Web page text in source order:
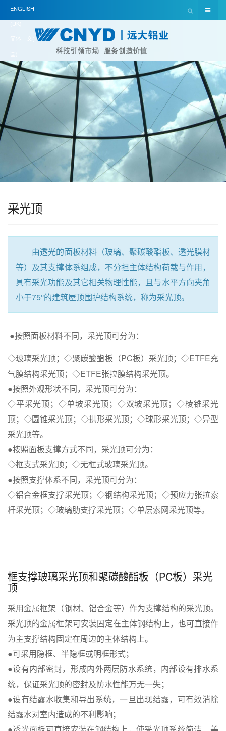
ENGLISH
(UK)
简体中文(中
国)
采光顶
由透光的面板材料（玻璃、聚碳酸酯板、透光膜材
等）及其支撑体系组成，不分担主体结构荷载与作用，
具有采光功能及其它相关物理性能，且与水平方向夹角
小于75°的建筑屋顶围护结构系统，称为采光顶。
●按照面板材料不同，采光顶可分为：
◇玻璃采光顶；◇聚碳酸酯板（PC板）采光顶；◇ETFE充
气膜结构采光顶；◇ETFE张拉膜结构采光顶。
●按照外观形状不同，采光顶可分为：
◇平采光顶；◇单坡采光顶；◇双坡采光顶；◇棱锥采光
顶；◇圆锥采光顶；◇拱形采光顶；◇球形采光顶；◇异型
采光顶等。
●按照面板支撑方式不同，采光顶可分为：
◇框支式采光顶；◇无框式玻璃采光顶。
●按照支撑体系不同，采光顶可分为：
◇铝合金框支撑采光顶；◇钢结构采光顶；◇预应力张拉索
杆采光顶；◇玻璃肋支撑采光顶；◇单层索网采光顶等。
框支撑玻璃采光顶和聚碳酸酯板（PC板）采光
顶
采用金属框架（钢材、铝合金等）作为支撑结构的采光顶。
采光顶的金属框架可安装固定在主体钢结构上，也可直接作
为主支撑结构固定在周边的主体结构上。
●可采用隐框、半隐框或明框形式；
●设有内部密封，形成内外两层防水系统，内部设有排水系
统，保证采光顶的密封及防水性能万无一失；
●设有结露水收集和导出系统，一旦出现结露，可有效消除
结露水对室内造成的不利影响；